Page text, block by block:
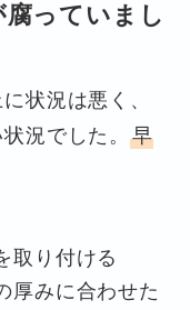
っていまし
状況は悪く、
況でした。早
取り付ける
厚みに合わせた